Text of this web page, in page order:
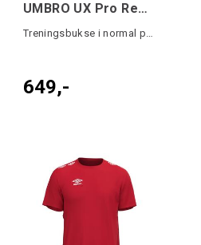
UMBRO UX Pro Reg Pant
Treningsbukse i normal passform
649,-